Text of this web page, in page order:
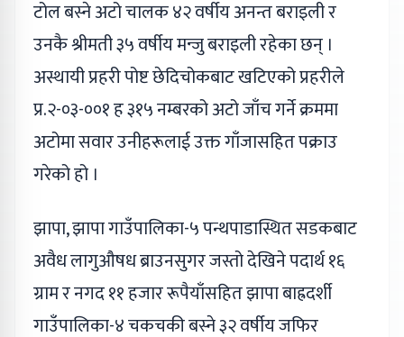
टोल बस्ने अटो चालक ४२ वर्षीय अनन्त बराइली र
उनकै श्रीमती ३५ वर्षीय मन्जु बराइली रहेका छन् ।
अस्थायी प्रहरी पोष्ट छेदिचोकबाट खटिएको प्रहरीले
प्र.२-०३-००१ ह ३१५ नम्बरको अटो जाँच गर्ने क्रममा
अटोमा सवार उनीहरूलाई उक्त गाँजासहित पक्राउ
गरेको हो ।
झापा, झापा गाउँपालिका-५ पन्थपाडास्थित सडकबाट
अवैध लागुऔषध ब्राउनसुगर जस्तो देखिने पदार्थ १६
ग्राम र नगद ११ हजार रूपैयाँसहित झापा बाह्रदर्शी
गाउँपालिका-४ चकचकी बस्ने ३२ वर्षीय जफिर